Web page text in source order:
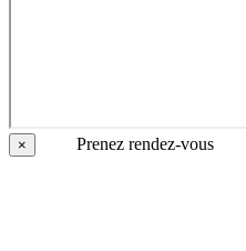
× Prenez rendez-vous